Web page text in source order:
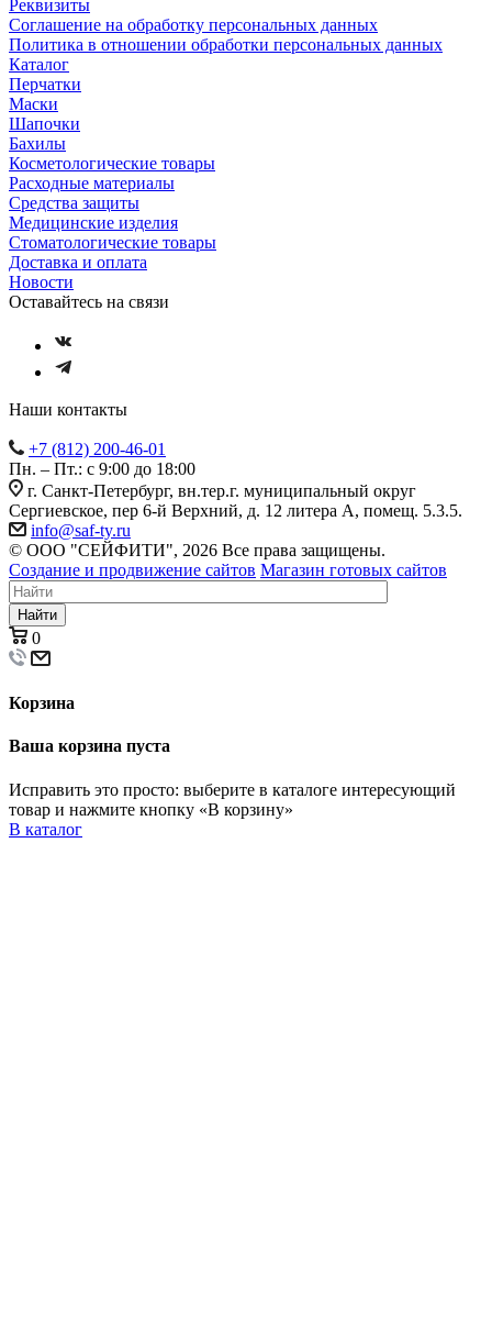
Реквизиты
Соглашение на обработку персональных данных
Политика в отношении обработки персональных данных
Каталог
Перчатки
Маски
Шапочки
Бахилы
Косметологические товары
Расходные материалы
Средства защиты
Медицинские изделия
Стоматологические товары
Доставка и оплата
Новости
Оставайтесь на связи
Наши контакты
+7 (812) 200-46-01
Пн. – Пт.: с 9:00 до 18:00
г. Санкт-Петербург, вн.тер.г. муниципальный округ
Сергиевское, пер 6-й Верхний, д. 12 литера А, помещ. 5.3.5.
info@saf-ty.ru
© ООО "СЕЙФИТИ", 2026 Все права защищены.
Создание и продвижение сайтов Магазин готовых сайтов
Найти
0
Корзина
Ваша корзина пуста
Исправить это просто: выберите в каталоге интересующий
товар и нажмите кнопку «В корзину»
В каталог